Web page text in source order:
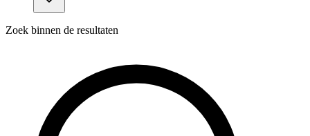
Zoek binnen de resultaten